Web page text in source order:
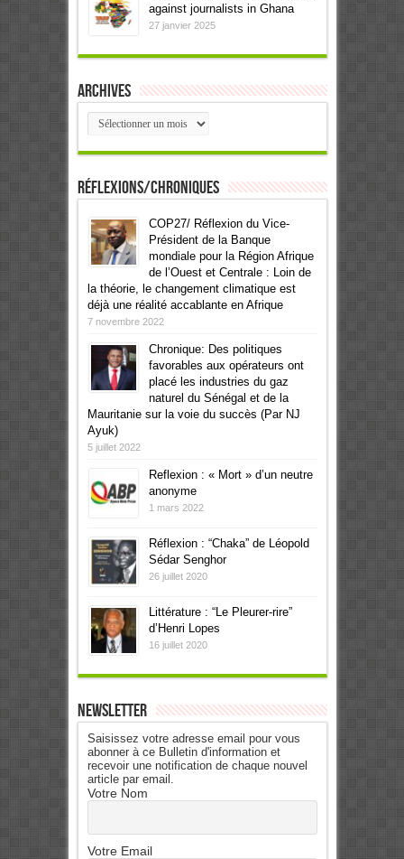
against journalists in Ghana
27 janvier 2025
Archives
Archives
Réflexions/Chroniques
COP27/ Réflexion du Vice-
Président de la Banque
mondiale pour la Région Afrique
de l’Ouest et Centrale : Loin de
la théorie, le changement climatique est
déjà une réalité accablante en Afrique
7 novembre 2022
Chronique: Des politiques
favorables aux opérateurs ont
placé les industries du gaz
naturel du Sénégal et de la
Mauritanie sur la voie du succès (Par NJ
Ayuk)
5 juillet 2022
Reflexion : « Mort » d’un neutre
anonyme
1 mars 2022
Réflexion : “Chaka” de Léopold
Sédar Senghor
26 juillet 2020
Littérature : “Le Pleurer-rire”
d’Henri Lopes
16 juillet 2020
Newsletter
Saisissez votre adresse email pour vous
abonner à ce Bulletin d'information et
recevoir une notification de chaque nouvel
article par email.
Votre Nom
Votre Email